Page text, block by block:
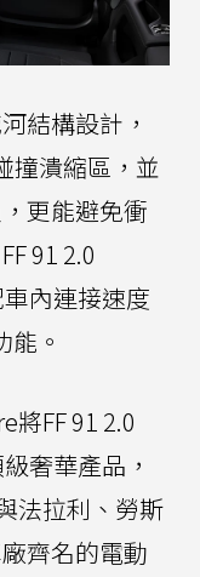
結構設計，
撞潰縮區，並
更能避免衝
91 2.0
內連接速度
。
將FF 91 2.0
奢華產品，
法拉利、勞斯
齊名的電動